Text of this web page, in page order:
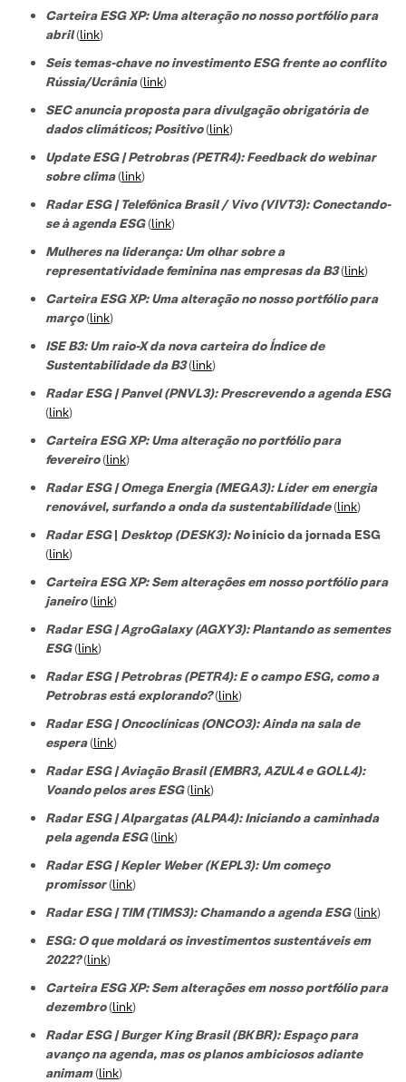
Carteira ESG XP: Uma alteração no nosso portfólio para
abril(link)
Seis temas-chave no investimento ESG frente ao conflito
Rússia/Ucrânia(link)
SEC anuncia proposta para divulgação obrigatória de
dados climáticos; Positivo(link)
Update ESG | Petrobras (PETR4): Feedback do webinar
sobre clima(link)
Radar ESG | Telefônica Brasil / Vivo (VIVT3): Conectando-
se à agenda ESG(link)
Mulheres na liderança: Um olhar sobre a
representatividade feminina nas empresas da B3(link)
Carteira ESG XP: Uma alteração no nosso portfólio para
março(link)
ISE B3: Um raio-X da nova carteira do Índice de
Sustentabilidade da B3(link)
Radar ESG | Panvel (PNVL3): Prescrevendo a agenda ESG
(link)
Carteira ESG XP: Uma alteração no portfólio para
fevereiro(link)
Radar ESG | Omega Energia (MEGA3): Líder em energia
renovável, surfando a onda da sustentabilidade(link)
Radar ESG| Desktop (DESK3): Noinício da jornada ESG
(link)
Carteira ESG XP: Sem alterações em nosso portfólio para
janeiro(link)
Radar ESG | AgroGalaxy (AGXY3): Plantando as sementes
ESG(link)
Radar ESG | Petrobras (PETR4): E o campo ESG, como a
Petrobras está explorando?(link)
Radar ESG | Oncoclínicas (ONCO3): Ainda na sala de
espera(link)
Radar ESG | Aviação Brasil (EMBR3, AZUL4 e GOLL4):
Voando pelos ares ESG(link)
Radar ESG | Alpargatas (ALPA4): Iniciando a caminhada
pela agenda ESG(link)
Radar ESG | Kepler Weber (KEPL3): Um começo
promissor(link)
Radar ESG | TIM (TIMS3): Chamando a agenda ESG(link)
ESG: O que moldará os investimentos sustentáveis em
2022?(link)
Carteira ESG XP: Sem alterações em nosso portfólio para
dezembro(link)
Radar ESG | Burger King Brasil (BKBR): Espaço para
avanço na agenda, mas os planos ambiciosos adiante
animam(link)